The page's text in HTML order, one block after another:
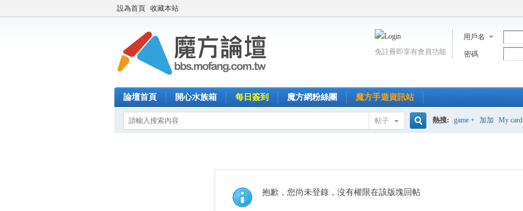
設為首頁 收藏本站
用戶名
密碼
免註冊即享有會員功能
論壇首頁 開心水族箱 每日簽到 魔方網粉絲團 魔方手遊資訊站
帖子
索
熱搜: game + 加加 My card
抱歉，您尚未登錄，沒有權限在該版塊回帖